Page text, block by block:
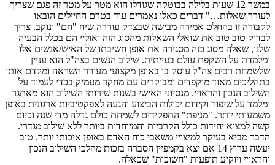
במשך 12 שעות בלילה בבוטקה שגודלו הוא מטר על מטר זה פגם שצריך
לעורר שאלות…" דברים כאלו נאמרים עוד בטרם החיילים הובאו
לקבורה זו בהחלט אמירה מבישה שבצדק עוררה שיח "חם" ונוקב. צריך
לבדוק טוב טוב את שואלי השאלות מהסוג הזה ואוליי הם בכלל הבעיה
שלנו, שאלה מסוג כזה מסגירה את אופן חשיבתו של האיש/אנשים אלו
ומלמדת על השקפת עולם בעייתית. שילוב הנשים בצה"ל הוא עניין
שלשמחת רבים צה"ל עוסק בו באופן מקצועי מעורר השראה ומקדם אותו
בתהליכים מאוד מוקפדים ומבוקרים עם מחקר מעמיק בכדי לעמוד על
השילוב הנכון והראויי. מנסיוני האישי בשנות שירותי השילוב הוא מאתגר
ומלמד על שיפור וקידום יכולות הביצוע והגעה לאפקטיביות ארגונית באופן
משמעותי יותר. "מניפת" התפקידים לשמחת כולם גדלה מדי שנה וכיום
קשה למצוא יחידות כולל הקרביות והמיוחדות ביותר ללא שילוב מגדרי.
הדבר מביא בעיקר למיצויי משאבי כוח האדם באופן איכותי יותר. טוב
יעשה ערוץ 14 אם יצא בקמפיין הסברה בזכות מהלכי השילוב הנכון
והראויי ויוקיע תופעות "חשוכות" שכאלה.